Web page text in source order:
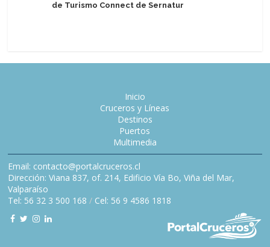
de Turismo Connect de Sernatur
Inicio
Cruceros y Líneas
Destinos
Puertos
Multimedia
Email: contacto@portalcruceros.cl
Dirección: Viana 837, of. 214, Edificio Vía Bo, Viña del Mar,
Valparaíso
Tel: 56 32 3 500 168 / Cel: 56 9 4586 1818